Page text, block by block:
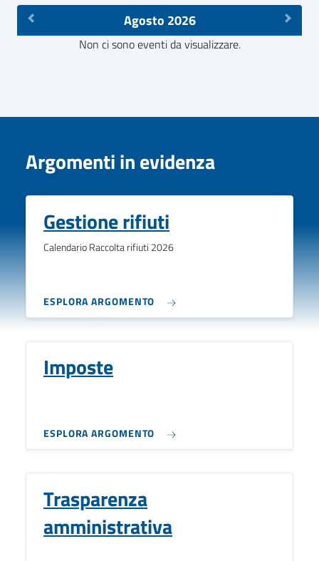
Agosto 2026
Non ci sono eventi da visualizzare.
Argomenti in evidenza
Gestione rifiuti
Calendario Raccolta rifiuti 2026
ESPLORA ARGOMENTO
Imposte
ESPLORA ARGOMENTO
Trasparenza
amministrativa